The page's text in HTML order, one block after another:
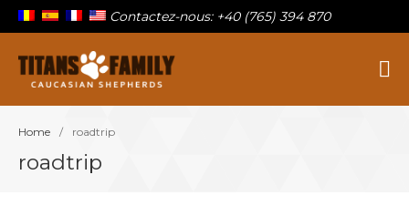
Contactez-nous: +40 (765) 394 870
Home / roadtrip
roadtrip